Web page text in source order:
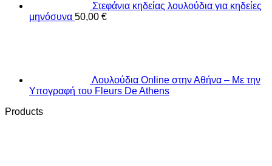
Στεφάνια κηδείας λουλούδια για κηδείες
μηνόσυνα 50,00 €
Λουλούδια Online στην Αθήνα – Με την
Υπογραφή του Fleurs De Athens
Products